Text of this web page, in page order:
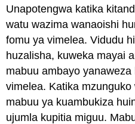
Unapotengwa katika
watu wazima wanaoishi
fomu ya vimelea. Vidudu
huzalisha, kuweka mayai
mabuu ambayo
vimelea. Katika
mabuu ya kuambukiza
ujumla kupitia miguu.